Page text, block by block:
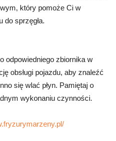
który pomoże Ci w
do sprzęgła.
odpowiedniego zbiornika w
obsługi pojazdu, aby znaleźć
się wlać płyn. Pamiętaj o
wykonaniu czynności.